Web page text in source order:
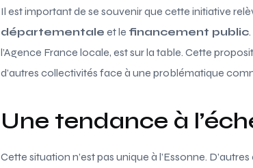
Il est important de se souvenir que cette initiative
départementale et le financement public
l’Agence France locale, est sur la table. Cette
d’autres collectivités face à une problématique
Une tendance à
Cette situation n’est pas unique à l’Essonne.